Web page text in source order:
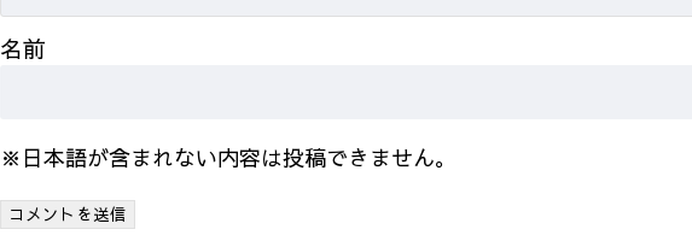
名前
※日本語が含まれない内容は投稿できません。